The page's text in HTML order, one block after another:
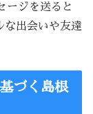
ージを送ると
な出会いや友達
づく島根